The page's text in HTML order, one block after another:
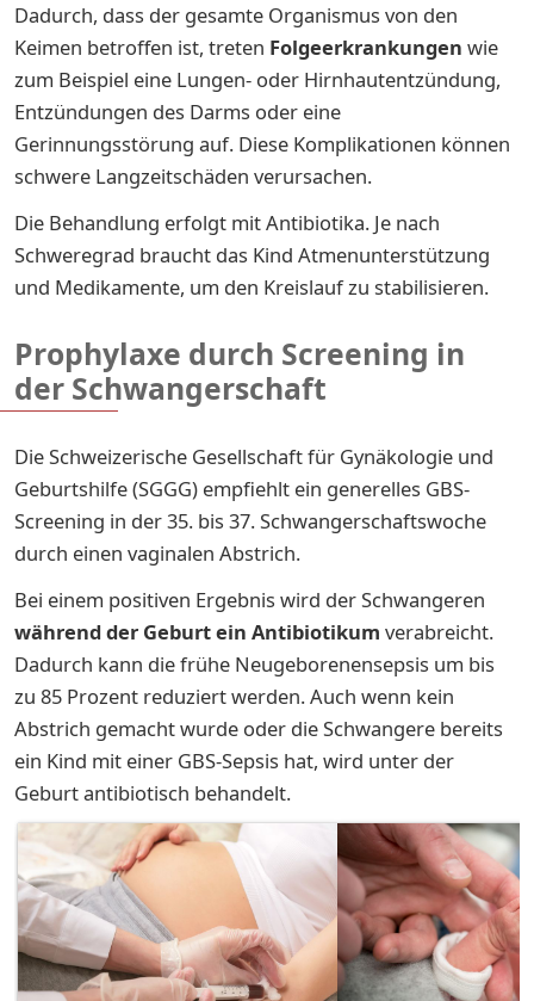
Dadurch, dass der gesamte Organismus von den
Keimen betroffen ist, treten Folgeerkrankungen wie
zum Beispiel eine Lungen- oder Hirnhautentzündung,
Entzündungen des Darms oder eine
Gerinnungsstörung auf. Diese Komplikationen können
schwere Langzeitschäden verursachen.
Die Behandlung erfolgt mit Antibiotika. Je nach
Schweregrad braucht das Kind Atmenunterstützung
und Medikamente, um den Kreislauf zu stabilisieren.
Prophylaxe durch Screening in
der Schwangerschaft
Die Schweizerische Gesellschaft für Gynäkologie und
Geburtshilfe (SGGG) empfiehlt ein generelles GBS-
Screening in der 35. bis 37. Schwangerschaftswoche
durch einen vaginalen Abstrich.
Bei einem positiven Ergebnis wird der Schwangeren
während der Geburt ein Antibiotikum verabreicht.
Dadurch kann die frühe Neugeborenensepsis um bis
zu 85 Prozent reduziert werden. Auch wenn kein
Abstrich gemacht wurde oder die Schwangere bereits
ein Kind mit einer GBS-Sepsis hat, wird unter der
Geburt antibiotisch behandelt.